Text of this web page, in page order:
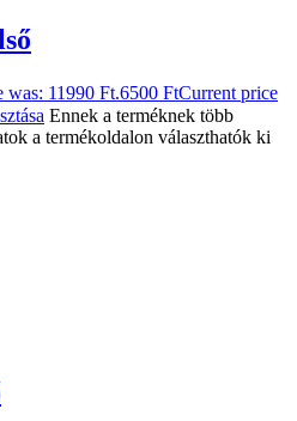
was: 11990 Ft.6500 FtCurrent price
Ennek a terméknek több
a termékoldalon választhatók ki